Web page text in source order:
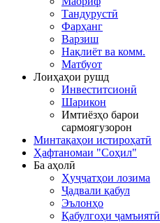
Тандурустӣ
Фарҳанг
Варзиш
Нақлиёт ва комм.
Матбуот
Лоиҳаҳои рушд
Инвеститсионӣ
Шарикон
Имтиёзҳо барои
сармоягузорон
Минтақаҳои истироҳатӣ
Ҳафтаномаи "Соҳил"
Ба аҳолӣ
Ҳуҷҷатҳои лозима
Ҷадвали қабул
Эълонҳо
Қабулгоҳи ҷамъиятӣ